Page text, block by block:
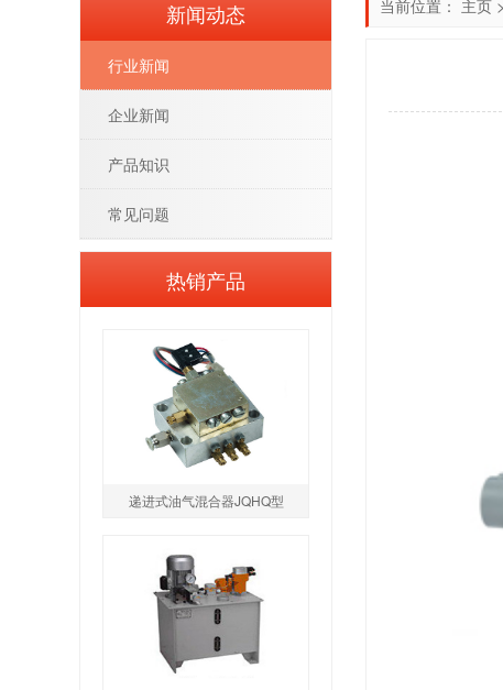
当前位置： 主页 >
新闻动态
行业新闻
企业新闻
产品知识
常见问题
热销产品
递进式油气混合器JQHQ型